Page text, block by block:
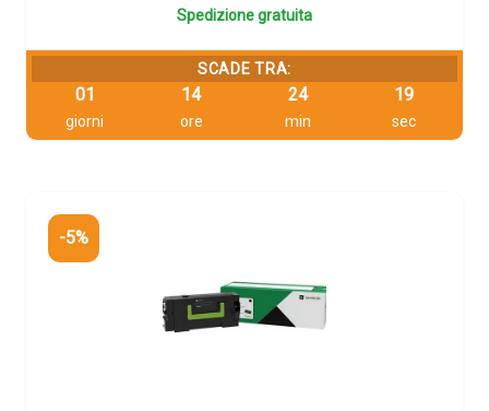
Spedizione gratuita
SCADE TRA:
01
giorni
14
ore
24
min
18
sec
-5%